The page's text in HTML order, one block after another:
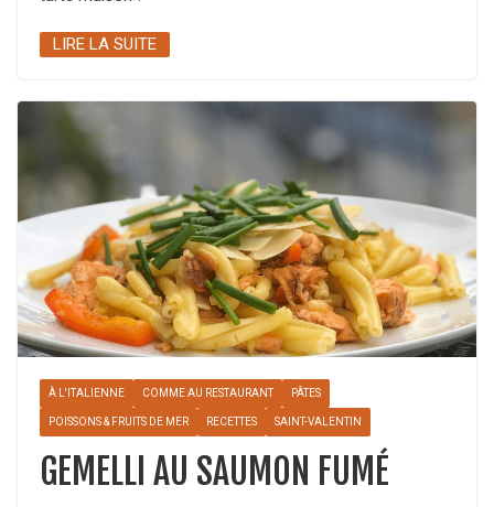
LIRE LA SUITE
À L'ITALIENNE COMME AU RESTAURANT PÂTES
POISSONS & FRUITS DE MER RECETTES SAINT-VALENTIN
GEMELLI AU SAUMON FUMÉ